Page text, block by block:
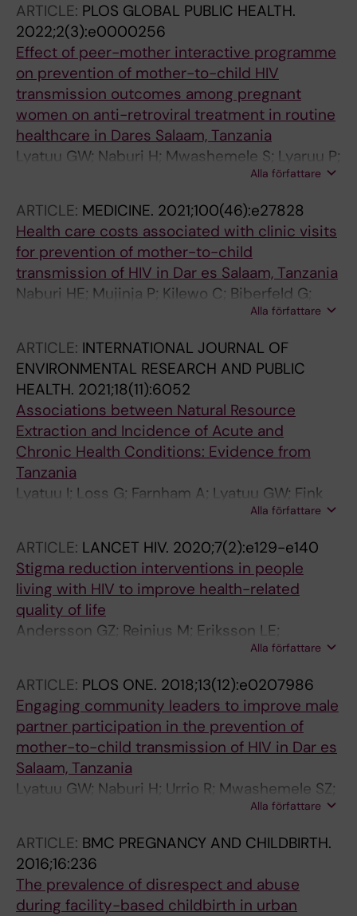
ARTICLE: PLOS GLOBAL PUBLIC HEALTH.
2022;2(3):e0000256
Effect of peer-mother interactive programme
on prevention of mother-to-child HIV
transmission outcomes among pregnant
women on anti-retroviral treatment in routine
healthcare in Dares Salaam, Tanzania
Lyatuu GW; Naburi H; Mwashemele S; Lyaruu P;
Urrio R; Simba B; Philipo E; Kibao A; Kajoka D;
Sando D; Orsini N; Biberfeld G; Kilewo C;
Ekstrom AM
Alla författare
ARTICLE: MEDICINE. 2021;100(46):e27828
Health care costs associated with clinic visits
for prevention of mother-to-child
transmission of HIV in Dar es Salaam, Tanzania
Naburi HE; Mujinja P; Kilewo C; Biberfeld G;
Barnighausen T; Manji K; Lyatuu G; Urrio R;
Alla författare
ARTICLE: INTERNATIONAL JOURNAL OF
ENVIRONMENTAL RESEARCH AND PUBLIC
HEALTH. 2021;18(11):6052
Associations between Natural Resource
Extraction and Incidence of Acute and
Chronic Health Conditions: Evidence from
Tanzania
Lyatuu I; Loss G; Farnham A; Lyatuu GW; Fink
Alla författare
ARTICLE: LANCET HIV. 2020;7(2):e129-e140
Stigma reduction interventions in people
living with HIV to improve health-related
quality of life
Andersson GZ; Reinius M; Eriksson LE;
Svedhem V; Esfahani FM; Deuba K; Rao D;
Lyatuu GW; Giovenco D; Ekstrom AM
Alla författare
ARTICLE: PLOS ONE. 2018;13(12):e0207986
Engaging community leaders to improve male
partner participation in the prevention of
mother-to-child transmission of HIV in Dar es
Salaam, Tanzania
Lyatuu GW; Naburi H; Urrio R; Mwashemele SZ;
Mdingi S; Panga R; Koda H; Chende Y; Tsere M;
Galanti MR; Biberfeld G; Kilewo C; Ekstrom AM
Alla författare
ARTICLE: BMC PREGNANCY AND CHILDBIRTH.
2016;16:236
The prevalence of disrespect and abuse
during facility-based childbirth in urban